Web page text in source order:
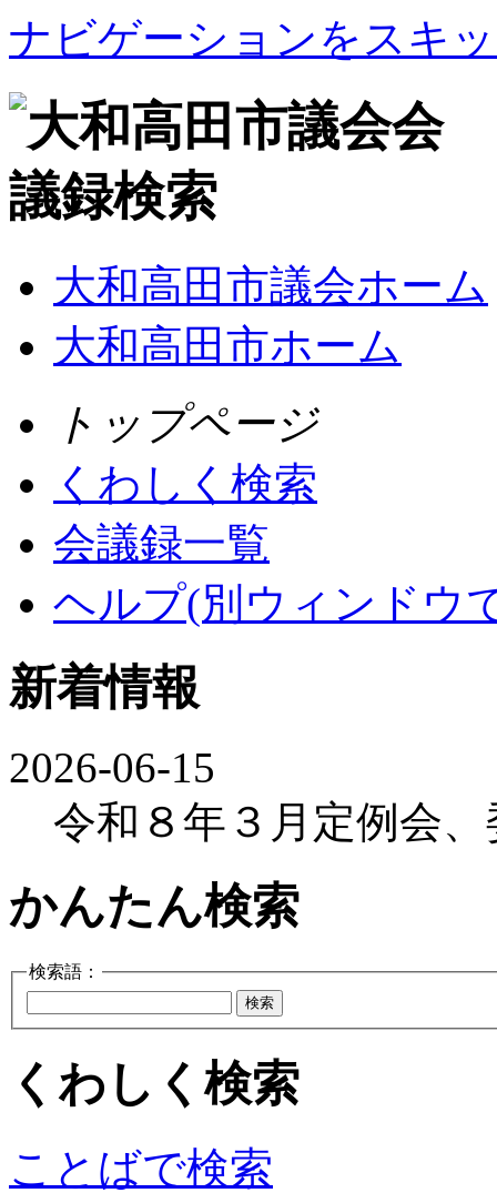
ナビゲーションをスキ
大和高田市議会ホーム
大和高田市ホーム
トップページ
くわしく検索
会議録一覧
ヘルプ(別ウィンドウ
新着情報
2026-06-15
令和８年３月定例会
かんたん検索
検索語：
検索
くわしく検索
ことばで検索